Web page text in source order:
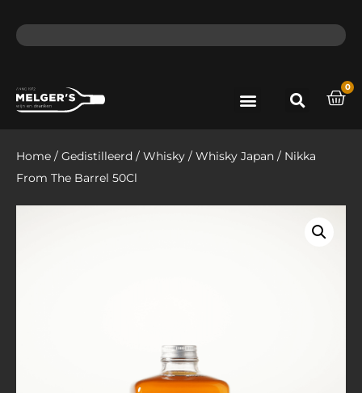
0
Home / Gedistilleerd / Whisky / Whisky Japan / Nikka
From The Barrel 50Cl